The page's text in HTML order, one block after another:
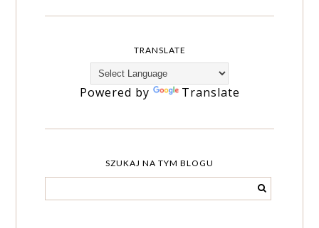
TRANSLATE
Powered by Translate
SZUKAJ NA TYM BLOGU